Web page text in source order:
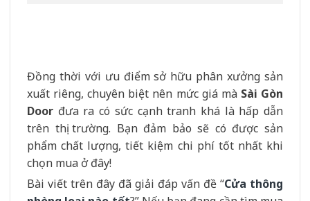
Đồng thời với ưu điểm sở hữu phân xưởng sản
xuất riêng, chuyên biệt nên mức giá mà Sài Gòn
Door đưa ra có sức cạnh tranh khá là hấp dẫn
trên thị trường. Bạn đảm bảo sẽ có được sản
phẩm chất lượng, tiết kiệm chi phí tốt nhất khi
chọn mua ở đây!
Bài viết trên đây đã giải đáp vấn đề “Cửa thông